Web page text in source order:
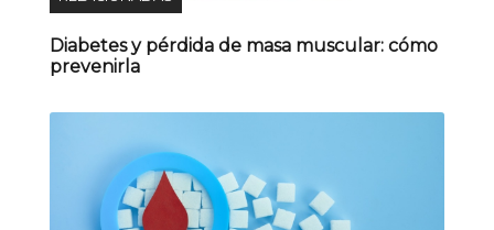
Diabetes y pérdida de masa muscular: cómo
prevenirla